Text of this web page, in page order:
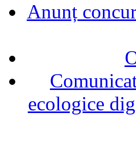
Anunț
ecologice